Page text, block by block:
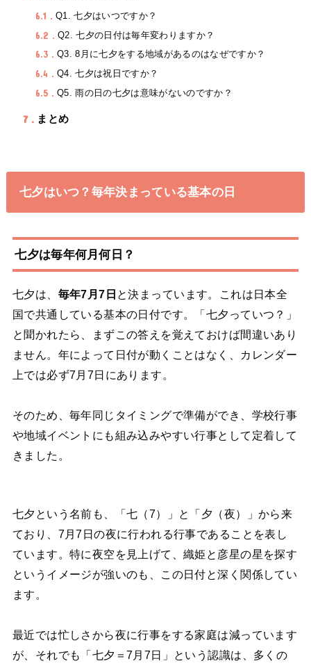
6.1 Q1. 七夕はいつですか？
6.2 Q2. 七夕の日付は毎年変わりますか？
6.3 Q3. 8月に七夕をする地域があるのはなぜですか？
6.4 Q4. 七夕は祝日ですか？
6.5 Q5. 雨の日の七夕は意味がないのですか？
7 まとめ
七夕はいつ？毎年決まっている基本の日
七夕は毎年何月何日？
七夕は、 毎年7月7日 と決まっています。これは日本全
国で共通している基本の日付です。「七夕っていつ？」
と聞かれたら、まずこの答えを覚えておけば間違いあり
ません。年によって日付が動くことはなく、カレンダー
上では必ず7月7日にあります。
そのため、毎年同じタイミングで準備ができ、学校行事
や地域イベントにも組み込みやすい行事として定着して
きました。
七夕という名前も、「七（7）」と「夕（夜）」から来
ており、7月7日の夜に行われる行事であることを表し
ています。特に夜空を見上げて、織姫と彦星の星を探す
というイメージが強いのも、この日付と深く関係してい
ます。
最近では忙しさから夜に行事をする家庭は減っています
が、それでも「七夕＝7月7日」という認識は、多くの